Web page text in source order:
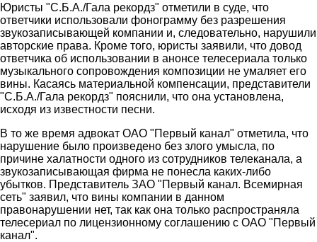
Юристы "С.Б.А./Гала рекордз" отметили в суде, что
ответчики использовали фонограмму без разрешения
звукозаписывающей компании и, следовательно, нарушили
авторские права. Кроме того, юристы заявили, что довод
ответчика об использовании в анонсе телесериала только
музыкального сопровождения композиции не умаляет его
вины. Касаясь материальной компенсации, представители
"С.Б.А./Гала рекордз" пояснили, что она установлена,
исходя из известности песни.
В то же время адвокат ОАО "Первый канал" отметила, что
нарушение было произведено без злого умысла, по
причине халатности одного из сотрудников телеканала, а
звукозаписывающая фирма не понесла каких-либо
убытков. Представитель ЗАО "Первый канал. Всемирная
сеть" заявил, что вины компании в данном
правонарушении нет, так как она только распространяла
телесериал по лицензионному соглашению с ОАО "Первый
канал".